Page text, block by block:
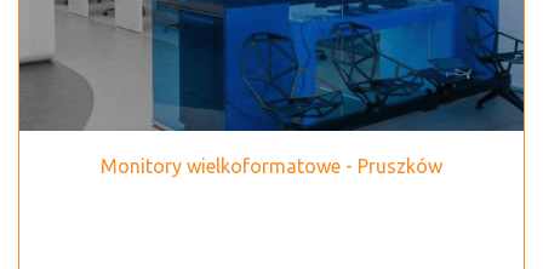
Monitory wielkoformatowe - Pruszków